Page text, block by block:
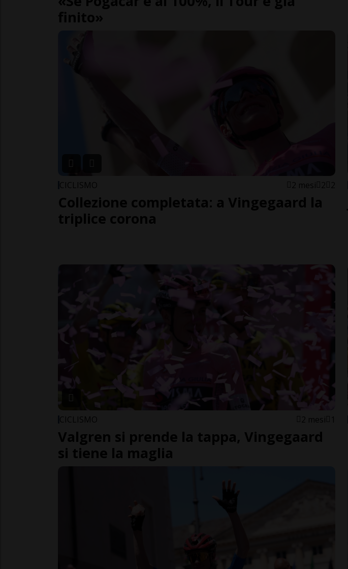
finito»
CICLISMO 2 mesi 2 2
Collezione completata: a Vingegaard la
triplice corona
CICLISMO 2 mesi 1
Valgren si prende la tappa, Vingegaard
si tiene la maglia